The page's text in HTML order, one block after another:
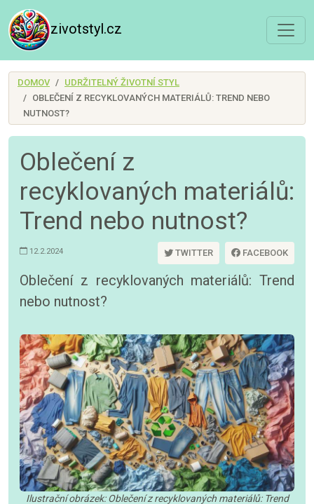
zivotstyl.cz
DOMOV
UDRŽITELNÝ ŽIVOTNÍ STYL
OBLEČENÍ Z RECYKLOVANÝCH MATERIÁLŮ: TREND NEBO
NUTNOST?
Oblečení z
recyklovaných materiálů:
Trend nebo nutnost?
12.2.2024 TWITTER FACEBOOK
Oblečení z recyklovaných materiálů: Trend
nebo nutnost?
Ilustrační obrázek: Oblečení z recyklovaných materiálů: Trend